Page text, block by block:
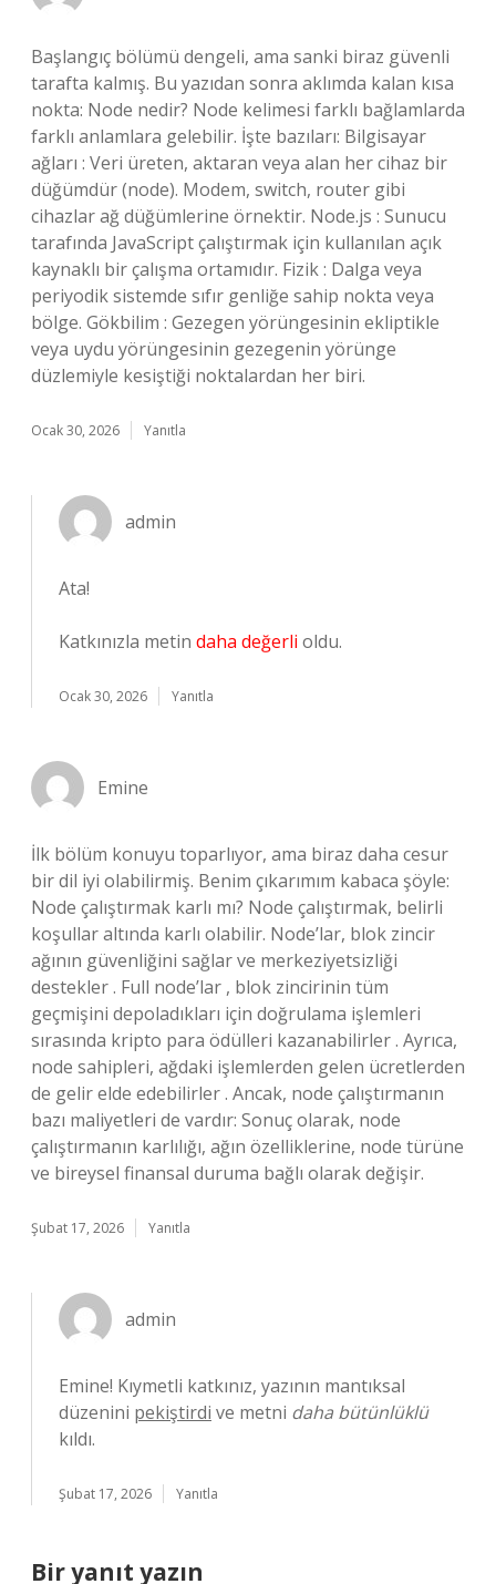
Başlangıç bölümü dengeli, ama sanki biraz güvenli
tarafta kalmış. Bu yazıdan sonra aklımda kalan kısa
nokta: Node nedir? Node kelimesi farklı bağlamlarda
farklı anlamlara gelebilir. İşte bazıları: Bilgisayar
ağları : Veri üreten, aktaran veya alan her cihaz bir
düğümdür (node). Modem, switch, router gibi
cihazlar ağ düğümlerine örnektir. Node.js : Sunucu
tarafında JavaScript çalıştırmak için kullanılan açık
kaynaklı bir çalışma ortamıdır. Fizik : Dalga veya
periyodik sistemde sıfır genliğe sahip nokta veya
bölge. Gökbilim : Gezegen yörüngesinin ekliptikle
veya uydu yörüngesinin gezegenin yörünge
düzlemiyle kesiştiği noktalardan her biri.
Ocak 30, 2026 Yanıtla
admin
Ata!
Katkınızla metin daha değerli oldu.
Ocak 30, 2026 Yanıtla
Emine
İlk bölüm konuyu toparlıyor, ama biraz daha cesur
bir dil iyi olabilirmiş. Benim çıkarımım kabaca şöyle:
Node çalıştırmak karlı mı? Node çalıştırmak, belirli
koşullar altında karlı olabilir. Node’lar, blok zincir
ağının güvenliğini sağlar ve merkeziyetsizliği
destekler . Full node’lar , blok zincirinin tüm
geçmişini depoladıkları için doğrulama işlemleri
sırasında kripto para ödülleri kazanabilirler . Ayrıca,
node sahipleri, ağdaki işlemlerden gelen ücretlerden
de gelir elde edebilirler . Ancak, node çalıştırmanın
bazı maliyetleri de vardır: Sonuç olarak, node
çalıştırmanın karlılığı, ağın özelliklerine, node türüne
ve bireysel finansal duruma bağlı olarak değişir.
Şubat 17, 2026 Yanıtla
admin
Emine! Kıymetli katkınız, yazının mantıksal
düzenini pekiştirdi ve metni daha bütünlüklü
kıldı.
Şubat 17, 2026 Yanıtla
Bir yanıt yazın